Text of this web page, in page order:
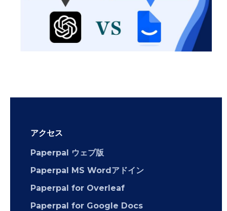
アクセス
Paperpal ウェブ版
Paperpal MS Wordアドイン
Paperpal for Overleaf
Paperpal for Google Docs